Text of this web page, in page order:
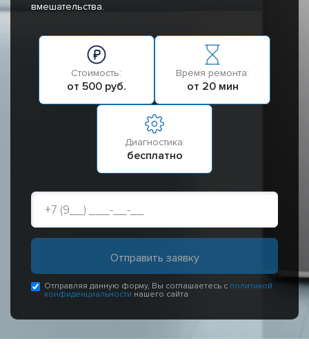
вмешательства.
Стоимость:
от 500 руб.
Время ремонта:
от 20 мин
Диагностика:
бесплатно
Отправляя данную форму, Вы соглашаетесь с политикой
конфиденциальности нашего сайта